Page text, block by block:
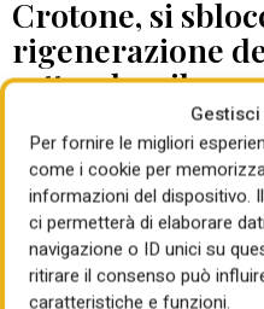
Per fornire le migliori
come i cookie per
informazioni del dispositivo.
ci permetterà di elaborare
navigazione o ID unici su
ritirare il consenso può
caratteristiche e funzioni.
Crotone, si
rigenerazione
settembre il
progettazione
05 Ago 2026 di Mauro